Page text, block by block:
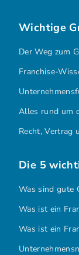
Wichtige
Der Weg zum
Franchise-
Alles rund um
Recht, Vertrag
Die 5
Was sind gute
Was ist ein
Was ist ein